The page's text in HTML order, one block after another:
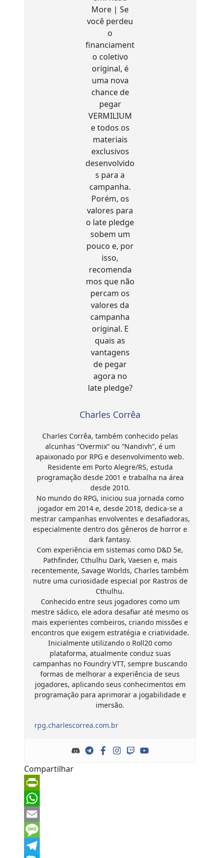
Charles Corrêa
Charles Corrêa, também conhecido pelas
alcunhas “Overmix” ou “Nandivh”, é um
apaixonado por RPG e desenvolvimento web.
Residente em Porto Alegre/RS, estuda
programação desde 2001 e trabalha na área
desde 2010.
No mundo do RPG, iniciou sua jornada como
jogador em 2014 e, desde 2018, dedica-se a
mestrar campanhas envolventes e desafiadoras,
especialmente dentro dos gêneros de horror e
dark fantasy.
Com experiência em sistemas como D&D 5e,
Pathfinder, Cthulhu Dark, Vaesen e, mais
recentemente, Savage Worlds, Charles também
nutre uma curiosidade especial por Rastros de
Cthulhu.
Conhecido entre seus jogadores como um
mestre sádico, ele adora desafiar até mesmo os
mais experientes combeiros, criando missões e
encontros que exigem estratégia e criatividade.
Inicialmente utilizando o Roll20 como
plataforma, atualmente conduz suas
campanhas no Foundry VTT, sempre buscando
formas de melhorar a experiência de seus
jogadores, aplicando seus conhecimentos em
programação para aprimorar a jogabilidade e
imersão.
rpg.charlescorrea.com.br
Compartilhar
PrintFriendly
WhatsApp
Email
Message